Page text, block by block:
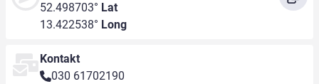
52.498703° Lat
13.422538° Long
Kontakt
030 61702190